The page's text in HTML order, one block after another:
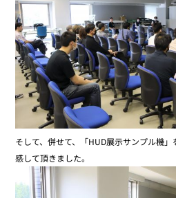
そして、併せて、「HUD展示サンプル機
感して頂きました。